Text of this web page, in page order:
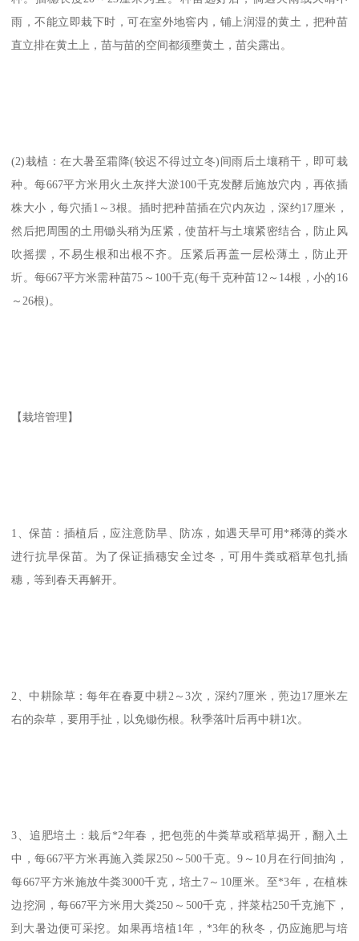
雨，不能立即栽下时，可在室外地窖内，铺上润湿的黄土，把种苗
直立排在黄土上，苗与苗的空间都须壅黄土，苗尖露出。
(2)栽植：在大暑至霜降(较迟不得过立冬)间雨后土壤稍干，即可栽
种。每667平方米用火土灰拌大淤100千克发酵后施放穴内，再依插
株大小，每穴插1～3根。插时把种苗插在穴内灰边，深约17厘米，
然后把周围的土用锄头稍为压紧，使苗杆与土壤紧密结合，防止风
吹摇摆，不易生根和出根不齐。压紧后再盖一层松薄土，防止开
圻。每667平方米需种苗75～100千克(每千克种苗12～14根，小的16
～26根)。
【栽培管理】
1、保苗：插植后，应注意防旱、防冻，如遇天旱可用*稀薄的粪水
进行抗旱保苗。为了保证插穗安全过冬，可用牛粪或稻草包扎插
穗，等到春天再解开。
2、中耕除草：每年在春夏中耕2～3次，深约7厘米，蔸边17厘米左
右的杂草，要用手扯，以免锄伤根。秋季落叶后再中耕1次。
3、追肥培土：栽后*2年春，把包蔸的牛粪草或稻草揭开，翻入土
中，每667平方米再施入粪尿250～500千克。9～10月在行间抽沟，
每667平方米施放牛粪3000千克，培土7～10厘米。至*3年，在植株
边挖洞，每667平方米用大粪250～500千克，拌菜枯250千克施下，
到大暑边便可采挖。如果再培植1年，*3年的秋冬，仍应施肥与培